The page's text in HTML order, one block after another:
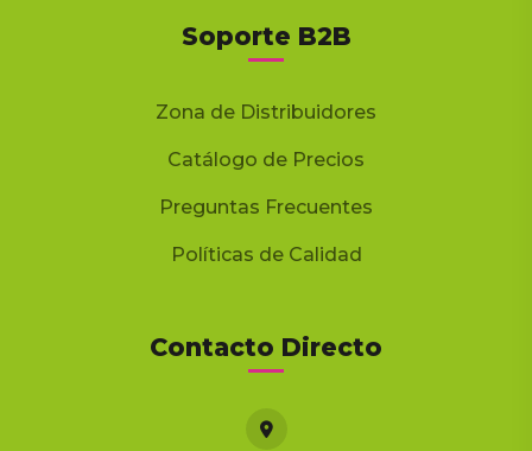
Soporte B2B
Zona de Distribuidores
Catálogo de Precios
Preguntas Frecuentes
Políticas de Calidad
Contacto Directo